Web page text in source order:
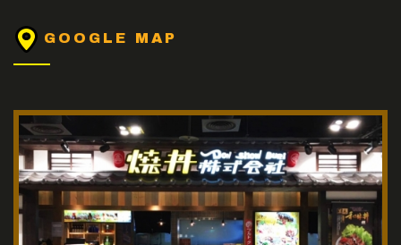
GOOGLE MAP